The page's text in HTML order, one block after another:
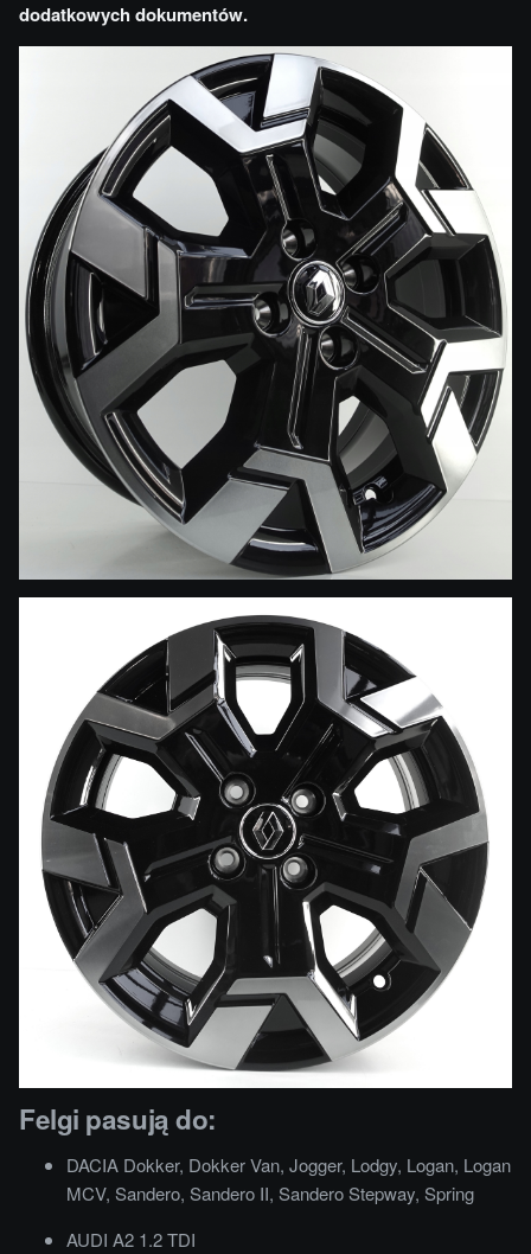
dodatkowych dokumentów.
Felgi pasują do:
DACIA Dokker, Dokker Van, Jogger, Lodgy, Logan, Logan
MCV, Sandero, Sandero II, Sandero Stepway, Spring
AUDI A2 1.2 TDI